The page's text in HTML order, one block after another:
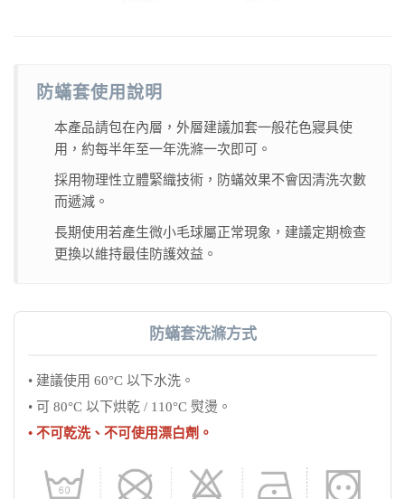
防蟎套使用說明
本產品請包在內層，外層建議加套一般花色寢具使
用，約每半年至一年洗滌一次即可。
採用物理性立體緊織技術，防蟎效果不會因清洗次數
而遞減。
長期使用若產生微小毛球屬正常現象，建議定期檢查
更換以維持最佳防護效益。
防蟎套洗滌方式
• 建議使用 60°C 以下水洗。
• 可 80°C 以下烘乾 / 110°C 熨燙。
• 不可乾洗、不可使用漂白劑。